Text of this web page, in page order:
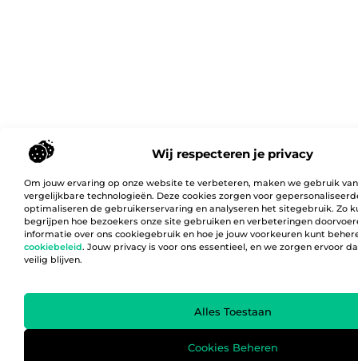
Wij respecteren je privacy
Om jouw ervaring op onze website te verbeteren, maken we gebruik
vergelijkbare technologieën. Deze cookies zorgen voor
optimaliseren de gebruikerservaring en analyseren het sitegebruik. Zo
begrijpen hoe bezoekers onze site gebruiken en verbeteringen
informatie over ons cookiegebruik en hoe je jouw voorkeuren kunt
cookiebeleid. Jouw privacy is voor ons essentieel, en we zorgen ervoor
veilig blijven.
Alles Toestaan
Cookies Beheren